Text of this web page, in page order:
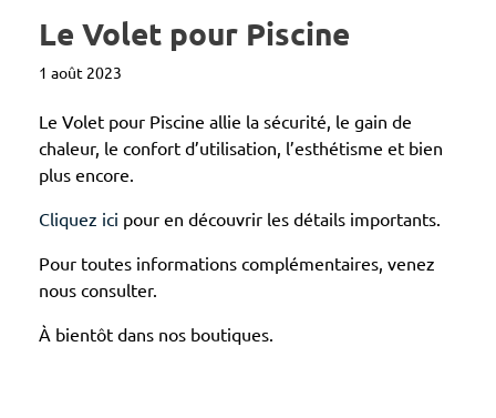
Le Volet pour Piscine
1 août 2023
Le Volet pour Piscine allie la sécurité, le gain de
chaleur, le confort d’utilisation, l’esthétisme et bien
plus encore.
Cliquez ici pour en découvrir les détails importants.
Pour toutes informations complémentaires, venez
nous consulter.
À bientôt dans nos boutiques.